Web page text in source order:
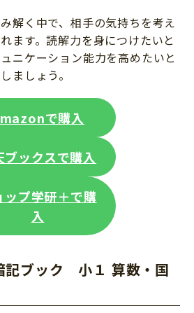
解く中で、相手の気持ちを考え
ます。読解力を身につけたいと
ニケーション能力を高めたいと
ましょう。
で購入
ブックスで購入
ップ学研＋で購
入
記ブック 小１ 算数・国